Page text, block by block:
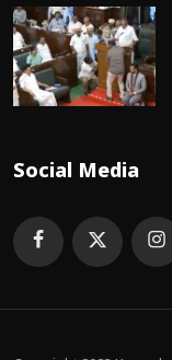
Social Media